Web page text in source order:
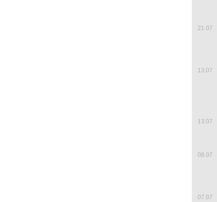
21.07
13.07
13.07
08.07
07.07